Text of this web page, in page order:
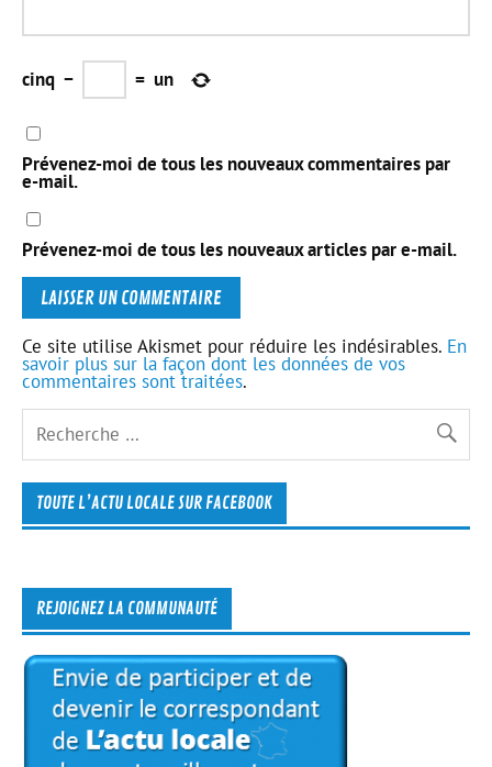
cinq − = un
Prévenez-moi de tous les nouveaux commentaires par
e-mail.
Prévenez-moi de tous les nouveaux articles par e-mail.
Ce site utilise Akismet pour réduire les indésirables. En
savoir plus sur la façon dont les données de vos
commentaires sont traitées.
TOUTE L’ACTU LOCALE SUR FACEBOOK
REJOIGNEZ LA COMMUNAUTÉ